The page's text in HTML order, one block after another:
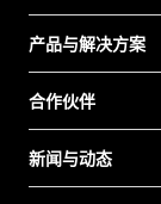
产品与解决方案
合作伙伴
新闻与动态